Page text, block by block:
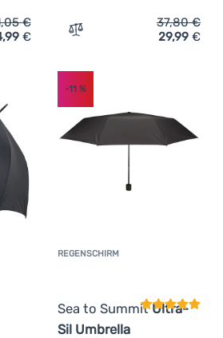
Regatta Umbrella'
€
€ Zum Vergleich
37,80€
29,99 €
REGENSCHIRM
Sea to SummitUltra-
Sil Umbrella
-11 %